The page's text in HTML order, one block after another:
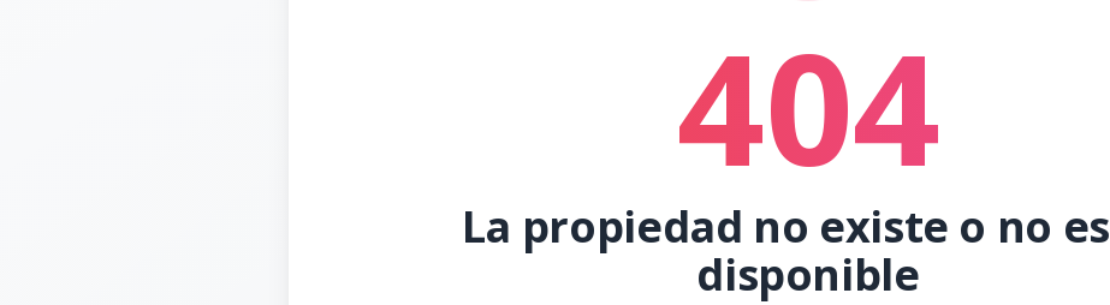
404
La propiedad no existe o no
disponible